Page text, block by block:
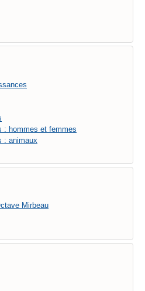
: hommes et femmes
: animaux
Mirbeau